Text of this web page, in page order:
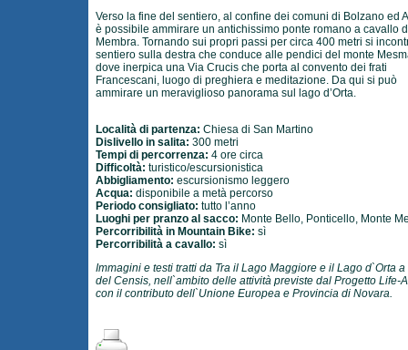
Verso la fine del sentiero, al confine dei comuni di Bolzano ed
è possibile ammirare un antichissimo ponte romano a cavallo
Membra. Tornando sui propri passi per circa 400 metri si
sentiero sulla destra che conduce alle pendici del monte
dove inerpica una Via Crucis che porta al convento dei frati
Francescani, luogo di preghiera e meditazione. Da qui si può
ammirare un meraviglioso panorama sul lago d’Orta.
Località di partenza: Chiesa di San Martino
Dislivello in salita: 300 metri
Tempi di percorrenza: 4 ore circa
Difficoltà: turistico/escursionistica
Abbigliamento: escursionismo leggero
Acqua: disponibile a metà percorso
Periodo consigliato: tutto l’anno
Luoghi per pranzo al sacco: Monte Bello, Ponticello, Monte
Percorribilità in Mountain Bike: sì
Percorribilità a cavallo: sì
Immagini e testi tratti da Tra il Lago Maggiore e il Lago d`Orta a
del Censis, nell`ambito delle attività previste dal Progetto Life-
con il contributo dell`Unione Europea e Provincia di Novara.